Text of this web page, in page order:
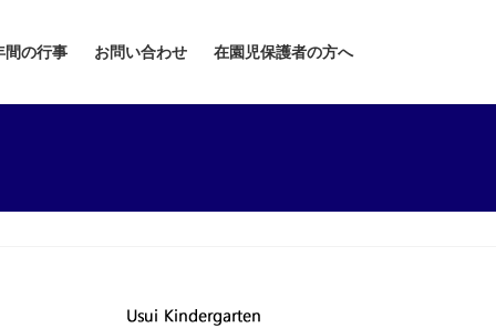
間の行事 お問い合わせ 在園児保護者の方へ